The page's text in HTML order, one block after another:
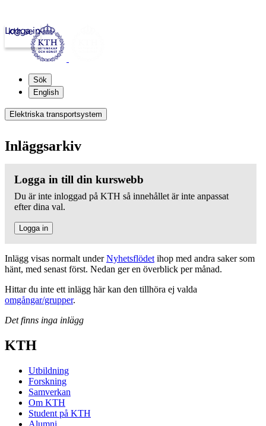
kth.se
Logga in
Sök
English
Elektriska transportsystem
Inläggsarkiv
Logga in till din kurswebb
Du är inte inloggad på KTH så innehållet är inte anpassat
efter dina val.
Logga in
Inlägg visas normalt underNyhetsflödet ihop med andra saker som
hänt, med senast först. Nedan ger en överblick per månad.
Hittar du inte ett inlägg här kan den tillhöra ej valda
omgångar/grupper.
Det finns inga inlägg
KTH
Utbildning
Forskning
Samverkan
Om KTH
Student på KTH
Alumni